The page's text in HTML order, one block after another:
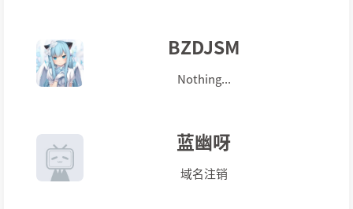
BZDJSM
Nothing...
蓝幽呀
域名注销